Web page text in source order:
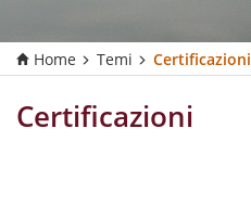
Home Temi Certificazioni
Certificazioni